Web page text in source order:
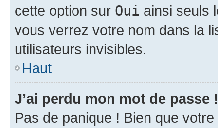
cette option sur Oui ainsi seuls
vous verrez votre nom dans la
utilisateurs invisibles.
Haut
J’ai perdu mon mot de passe !
Pas de panique ! Bien que